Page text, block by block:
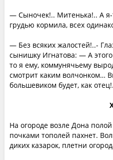
— Сыночек!.. Митенька!.. А я-
грудью кормила, всех
— Без всяких жалостей!..-
сынишку Игнатова: — А
то я ему, коммунячьему
смотрит каким волчонком…
большевиком будет, как
На огороде возле Дона
почками тополей пахнет.
диких казарок, плетни